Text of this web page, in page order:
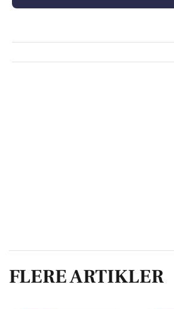
FLERE ARTIKLER